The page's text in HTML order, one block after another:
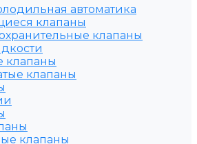
автоматика
клапаны
клапаны
клапаны
клапаны
клапаны